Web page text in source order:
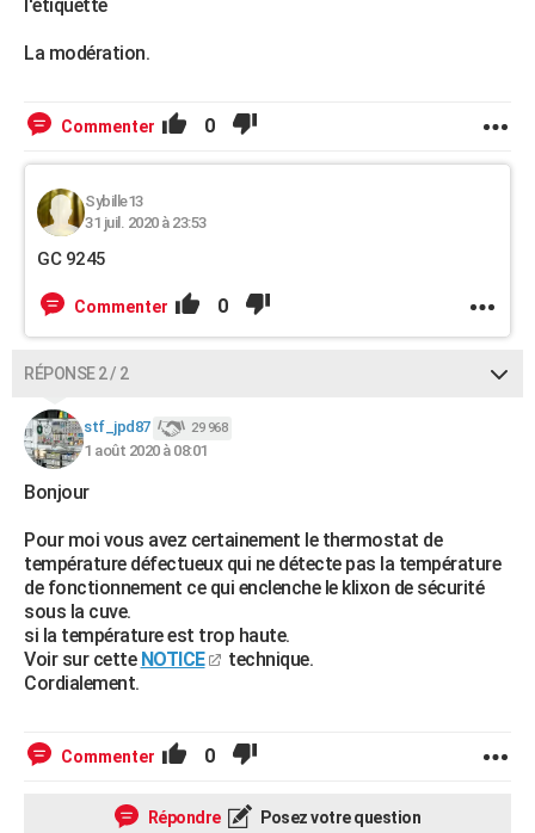
l'étiquette
La modération.
Commenter 0
Sybille13
31 juil. 2020 à 23:53
GC 9245
Commenter 0
RÉPONSE 2 / 2
stf_jpd87 29 968
1 août 2020 à 08:01
Bonjour
Pour moi vous avez certainement le thermostat de
température défectueux qui ne détecte pas la température
de fonctionnement ce qui enclenche le klixon de sécurité
sous la cuve.
si la température est trop haute.
Voir sur cette NOTICE
technique.
Cordialement.
Commenter 0
Répondre Posez votre question